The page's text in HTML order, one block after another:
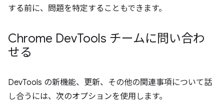
する前に、問題を特定することもできます。
Chrome DevTools チームに問い合わ
せる
DevTools の新機能、更新、その他の関連事項について話
し合うには、次のオプションを使用します。